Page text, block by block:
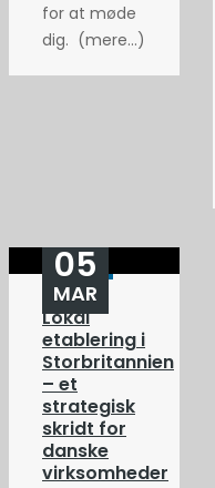
for at møde
dig. (mere…)
Lokal
etablering i
Storbritannien
– et
strategisk
skridt for
danske
virksomheder
05
MAR